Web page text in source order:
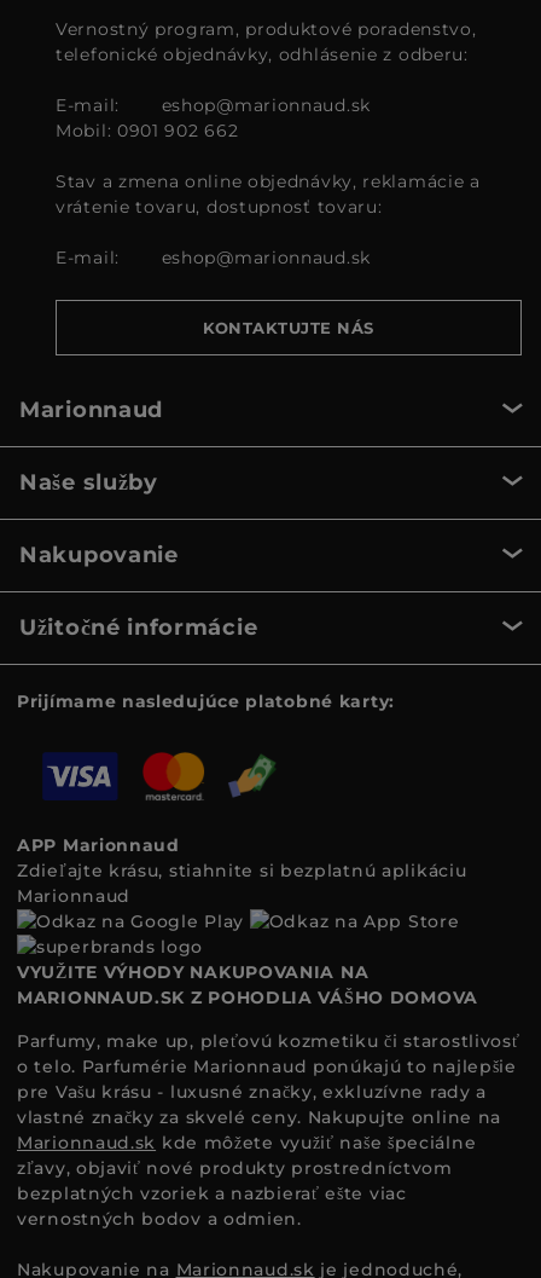
Vernostný program, produktové poradenstvo,
telefonické objednávky, odhlásenie z odberu:
E-mail:
eshop@marionnaud.sk
Mobil: 0901 902 662
Stav a zmena online objednávky, reklamácie a
vrátenie tovaru, dostupnosť tovaru:
E-mail: eshop@marionnaud.sk
KONTAKTUJTE NÁS
Marionnaud
Naše služby
Nakupovanie
Užitočné informácie
Prijímame nasledujúce platobné karty:
APP Marionnaud
Zdieľajte krásu, stiahnite si bezplatnú aplikáciu
Marionnaud
VYUŽITE VÝHODY NAKUPOVANIA NA
MARIONNAUD.SK Z POHODLIA VÁŠHO DOMOVA
Parfumy, make up, pleťovú kozmetiku či starostlivosť
o telo. Parfumérie Marionnaud ponúkajú to najlepšie
pre Vašu krásu - luxusné značky, exkluzívne rady a
vlastné značky za skvelé ceny. Nakupujte online na
Marionnaud.sk kde môžete využiť naše špeciálne
zľavy, objaviť nové produkty prostredníctvom
bezplatných vzoriek a nazbierať ešte viac
vernostných bodov a odmien.
Nakupovanie na Marionnaud.sk je jednoduché,